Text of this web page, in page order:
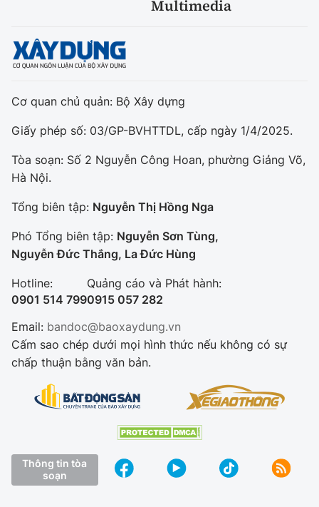
Multimedia
Cơ quan chủ quản: Bộ Xây dựng
Giấy phép số: 03/GP-BVHTTDL, cấp ngày 1/4/2025.
Tòa soạn: Số 2 Nguyễn Công Hoan, phường Giảng Võ,
Hà Nội.
Tổng biên tập: Nguyễn Thị Hồng Nga
Phó Tổng biên tập: Nguyễn Sơn Tùng,
Nguyễn Đức Thắng, La Đức Hùng
Hotline:
0901 514 799
Quảng cáo và Phát hành:
0915 057 282
Email: bandoc@baoxaydung.vn
Cấm sao chép dưới mọi hình thức nếu không có sự
chấp thuận bằng văn bản.
Thông tin tòa
soạn